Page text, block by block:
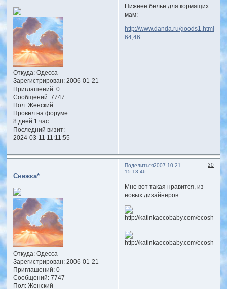
Откуда:Одесса
Зарегистрирован: 2006-01-21
Приглашений:0
Сообщений:7747
Пол:Женский
Провел на форуме:
8 дней 1 час
Последний визит:
2024-03-11 11:11:55
Нижнее белье для кормящих
мам:
http://www.danda.ru/goods1.html?
64,46
Поделиться 20
2007-10-21
15:13:46
Снежка*
Откуда:Одесса
Зарегистрирован: 2006-01-21
Приглашений:0
Сообщений:7747
Пол:Женский
Мне вот такая нравится, из
новых дизайнеров: